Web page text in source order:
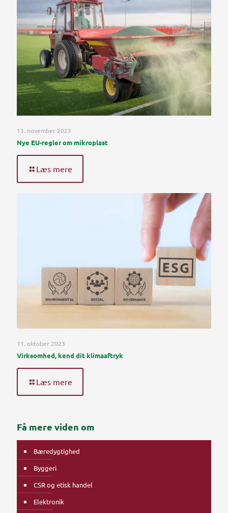
13. november 2023
Nye EU-regler om mikroplast
Læs mere
11. oktober 2023
Virksomhed, kend dit klimaaftryk
Læs mere
Få mere viden om
Bæredygtighed
Byggeri
CSR og etisk handel
Elektronik